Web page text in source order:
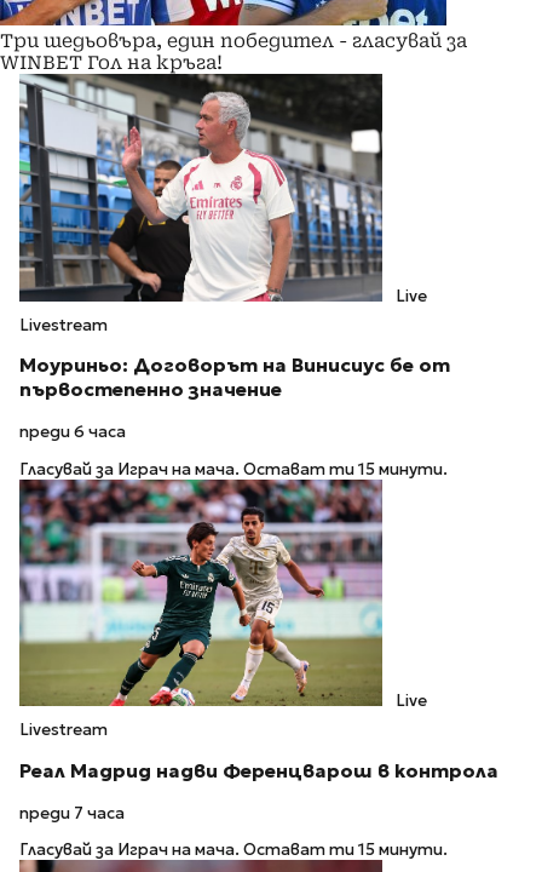
Три шедьовъра, един победител - гласувай за
WINBET Гол на кръга!
Live
Livestream
Моуриньо: Договорът на Винисиус бе от
първостепенно значение
преди 6 часа
Гласувай за Играч на мача. Остават ти 15 минути.
Live
Livestream
Реал Мадрид надви Ференцварош в контрола
преди 7 часа
Гласувай за Играч на мача. Остават ти 15 минути.